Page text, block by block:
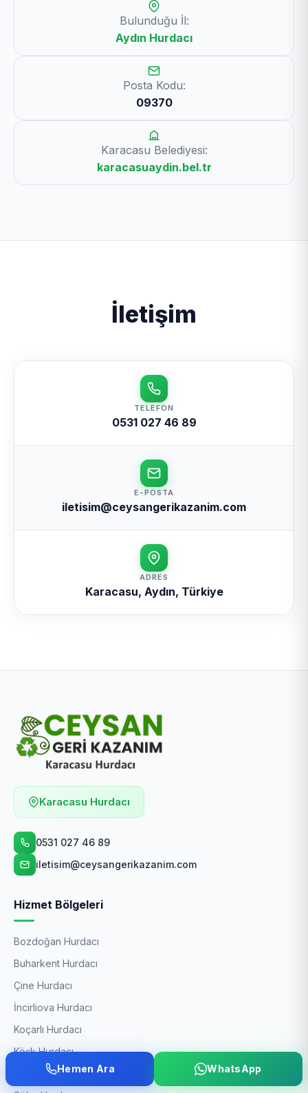
Bulunduğu İl:
Aydın Hurdacı
Posta Kodu:
09370
Karacasu Belediyesi:
karacasuaydin.bel.tr
İletişim
TELEFON
0531 027 46 89
E-POSTA
iletisim@ceysangerikazanim.com
ADRES
Karacasu, Aydın, Türkiye
Karacasu Hurdacı
0531 027 46 89
iletisim@ceysangerikazanim.com
Hizmet Bölgeleri
Bozdoğan Hurdacı
Buharkent Hurdacı
Çine Hurdacı
İncirliova Hurdacı
Koçarlı Hurdacı
Köşk Hurdacı
Kuyucak Hurdacı
Hemen Ara WhatsApp